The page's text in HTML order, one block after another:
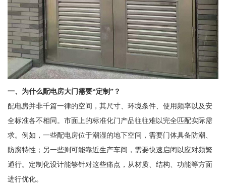
一、为什么配电房大门需要“定制”？
配电房并非千篇一律的空间，其尺寸、环境条件、使用频率以及安
全标准各不相同。市面上的标准化门产品往往难以完全匹配实际需
求。例如，一些配电房位于潮湿的地下空间，需要门体具备防潮、
防腐特性；另一些则可能靠近生产车间，需要快速启闭以应对频繁
通行。定制化设计能够针对这些痛点，从材质、结构、功能等方面
进行优化。